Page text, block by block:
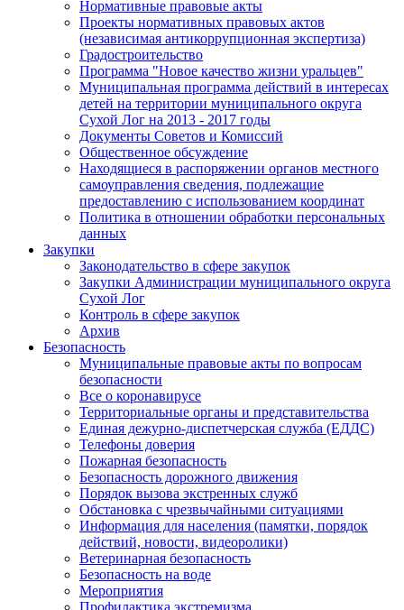
Нормативные правовые акты
Проекты нормативных правовых актов
(независимая антикоррупционная экспертиза)
Градостроительство
Программа "Новое качество жизни уральцев"
Муниципальная программа действий в интересах
детей на территории муниципального округа
Сухой Лог на 2013 - 2017 годы
Документы Советов и Комиссий
Общественное обсуждение
Находящиеся в распоряжении органов местного
самоуправления сведения, подлежащие
предоставлению с использованием координат
Политика в отношении обработки персональных
данных
Закупки
Законодательство в сфере закупок
Закупки Администрации муниципального округа
Сухой Лог
Контроль в сфере закупок
Архив
Безопасность
Муниципальные правовые акты по вопросам
безопасности
Все о коронавирусе
Территориальные органы и представительства
Единая дежурно-диспетчерская служба (ЕДДС)
Телефоны доверия
Пожарная безопасность
Безопасность дорожного движения
Порядок вызова экстренных служб
Обстановка с чрезвычайными ситуациями
Информация для населения (памятки, порядок
действий, новости, видеоролики)
Ветеринарная безопасность
Безопасность на воде
Мероприятия
Профилактика экстремизма